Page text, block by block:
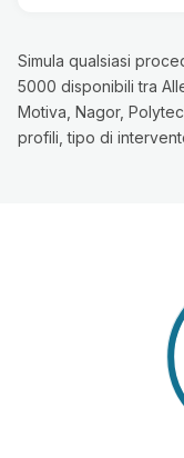
Simula qualsiasi
5000 disponibili tra
Motiva, Nagor,
profili, tipo di